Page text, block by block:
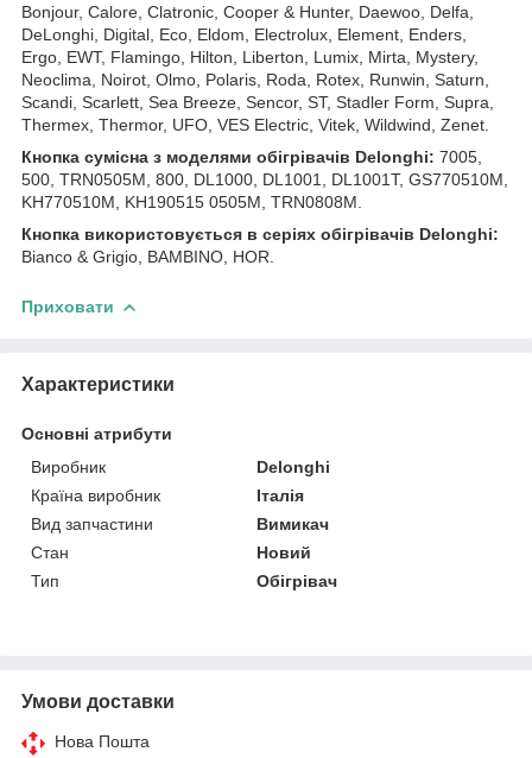
Bonjour, Calore, Clatronic, Cooper & Hunter, Daewoo, Delfa,
DeLonghi, Digital, Eco, Eldom, Electrolux, Element, Enders,
Ergo, EWT, Flamingo, Hilton, Liberton, Lumix, Mirta, Mystery,
Neoclima, Noirot, Olmo, Polaris, Roda, Rotex, Runwin, Saturn,
Scandi, Scarlett, Sea Breeze, Sencor, ST, Stadler Form, Supra,
Thermex, Thermor, UFO, VES Electric, Vitek, Wildwind, Zenet.
Кнопка сумісна з моделями обігрівачів Delonghi: 7005,
500, TRN0505M, 800, DL1000, DL1001, DL1001T, GS770510M,
KH770510M, KH190515 0505M, TRN0808M.
Кнопка використовується в серіях обігрівачів Delonghi:
Bianco & Grigio, BAMBINO, HOR.
Приховати
Характеристики
Основні атрибути
Виробник
Delonghi
Країна виробник
Італія
Вид запчастини
Вимикач
Стан
Новий
Тип
Обігрівач
Умови доставки
Нова Пошта